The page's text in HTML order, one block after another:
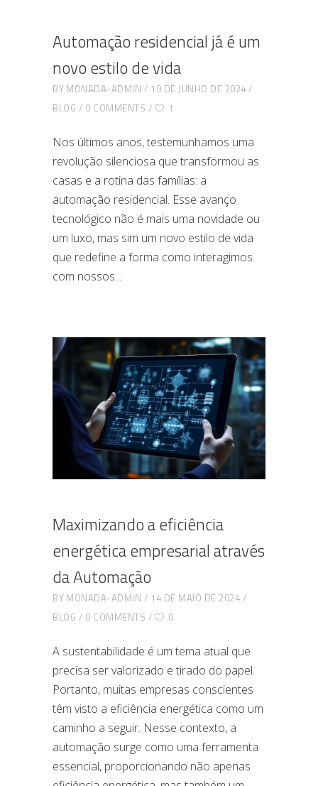
Automação residencial já é um
novo estilo de vida
BY MONADA-ADMIN
19 DE JUNHO DE 2024
BLOG
0 COMMENTS 1
Nos últimos anos, testemunhamos uma
revolução silenciosa que transformou as
casas e a rotina das famílias: a
automação residencial. Esse avanço
tecnológico não é mais uma novidade ou
um luxo, mas sim um novo estilo de vida
que redefine a forma como interagimos
com nossos
Maximizando a eficiência
energética empresarial através
da Automação
BY MONADA-ADMIN
14 DE MAIO DE 2024
BLOG
0 COMMENTS 0
A sustentabilidade é um tema atual que
precisa ser valorizado e tirado do papel.
Portanto, muitas empresas conscientes
têm visto a eficiência energética como um
caminho a seguir. Nesse contexto, a
automação surge como uma ferramenta
essencial, proporcionando não apenas